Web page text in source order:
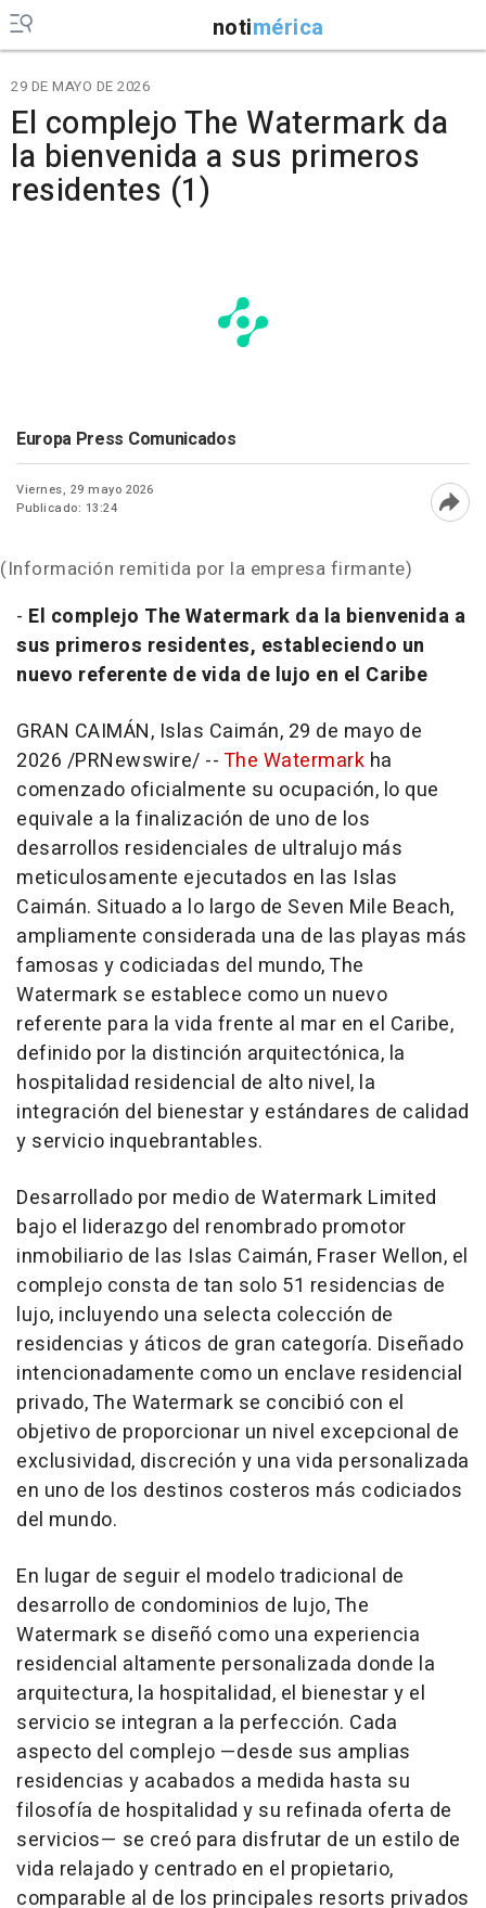
notimérica
29 DE MAYO DE 2026
El complejo The Watermark da
la bienvenida a sus primeros
residentes (1)
Europa Press Comunicados
Viernes, 29 mayo 2026
Publicado: 13:24
(Información remitida por la empresa firmante)
- El complejo The Watermark da la bienvenida a
sus primeros residentes, estableciendo un
nuevo referente de vida de lujo en el Caribe
GRAN CAIMÁN, Islas Caimán, 29 de mayo de
2026 /PRNewswire/ --The Watermark ha
comenzado oficialmente su ocupación, lo que
equivale a la finalización de uno de los
desarrollos residenciales de ultralujo más
meticulosamente ejecutados en las Islas
Caimán. Situado a lo largo de Seven Mile Beach,
ampliamente considerada una de las playas más
famosas y codiciadas del mundo, The
Watermark se establece como un nuevo
referente para la vida frente al mar en el Caribe,
definido por la distinción arquitectónica, la
hospitalidad residencial de alto nivel, la
integración del bienestar y estándares de calidad
y servicio inquebrantables.
Desarrollado por medio de Watermark Limited
bajo el liderazgo del renombrado promotor
inmobiliario de las Islas Caimán, Fraser Wellon, el
complejo consta de tan solo 51 residencias de
lujo, incluyendo una selecta colección de
residencias y áticos de gran categoría. Diseñado
intencionadamente como un enclave residencial
privado, The Watermark se concibió con el
objetivo de proporcionar un nivel excepcional de
exclusividad, discreción y una vida personalizada
en uno de los destinos costeros más codiciados
del mundo.
En lugar de seguir el modelo tradicional de
desarrollo de condominios de lujo, The
Watermark se diseñó como una experiencia
residencial altamente personalizada donde la
arquitectura, la hospitalidad, el bienestar y el
servicio se integran a la perfección. Cada
aspecto del complejo —desde sus amplias
residencias y acabados a medida hasta su
filosofía de hospitalidad y su refinada oferta de
servicios— se creó para disfrutar de un estilo de
vida relajado y centrado en el propietario,
comparable al de los principales resorts privados